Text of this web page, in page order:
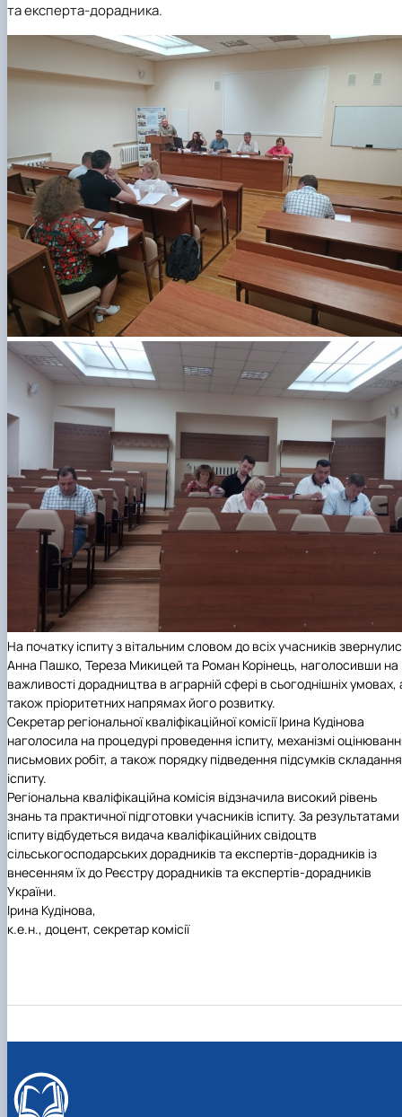
та експерта-дорадника.
На початку іспиту з вітальним словом до всіх учасників
Анна Пашко, Тереза Микицей та Роман Корінець, наголосивши на
важливості дорадництва в аграрній сфері в сьогоднішніх умовах,
також пріоритетних напрямах його розвитку.
Секретар регіональної кваліфікаційної комісії Ірина Кудінова
наголосила на процедурі проведення іспиту, механізмі
письмових робіт, а також порядку підведення підсумків складання
іспиту.
Регіональна кваліфікаційна комісія відзначила високий рівень
знань та практичної підготовки учасників іспиту. За результатами
іспиту відбудеться видача кваліфікаційних свідоцтв
сільськогосподарських дорадників та експертів-дорадників із
внесенням їх до Реєстру дорадників та експертів-дорадників
України.
Ірина Кудінова,
к.е.н., доцент, секретар комісії